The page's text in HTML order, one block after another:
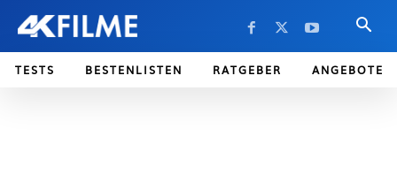
TESTS BESTENLISTEN RATGEBER ANGEBOTE